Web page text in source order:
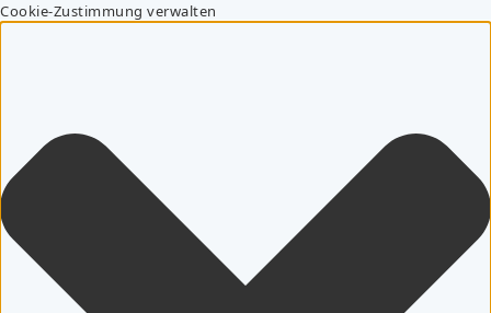
Cookie-Zustimmung verwalten